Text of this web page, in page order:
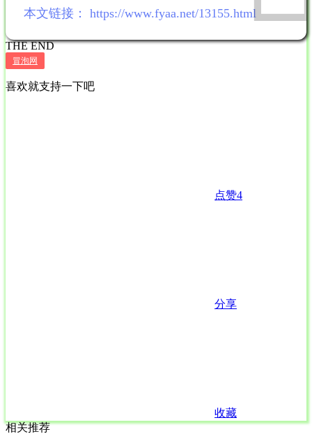
本文链接： https://www.fyaa.net/13155.html
THE END
冒泡网
喜欢就支持一下吧
点赞4
分享
收藏
相关推荐